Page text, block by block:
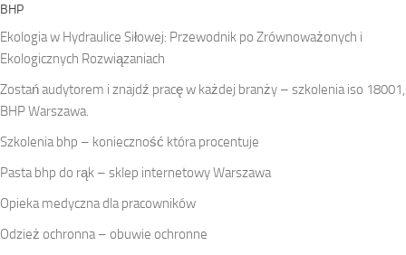
BHP
Ekologia w Hydraulice Siłowej: Przewodnik po Zrównoważonych i
Ekologicznych Rozwiązaniach
Zostań audytorem i znajdź pracę w każdej branży – szkolenia iso 18001,
BHP Warszawa.
Szkolenia bhp – konieczność która procentuje
Pasta bhp do rąk – sklep internetowy Warszawa
Opieka medyczna dla pracowników
Odzież ochronna – obuwie ochronne